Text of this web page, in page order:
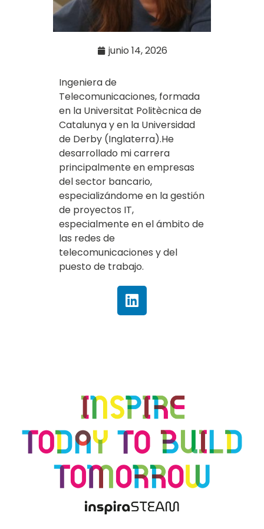
junio 14, 2026
Ingeniera de
Telecomunicaciones, formada
en la Universitat Politècnica de
Catalunya y en la Universidad
de Derby (Inglaterra).He
desarrollado mi carrera
principalmente en empresas
del sector bancario,
especializándome en la gestión
de proyectos IT,
especialmente en el ámbito de
las redes de
telecomunicaciones y del
puesto de trabajo.